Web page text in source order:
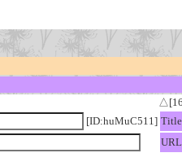
[ID:huMuC511] Title
URL